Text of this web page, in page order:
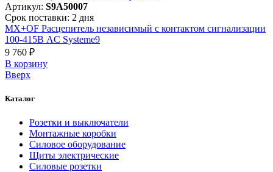
Артикул: S9A50007
Срок поставки: 2 дня
MX+OF Расцепитель независимый с контактом сигнализации
100-415В AC Systeme9
9 760 ₽
В корзинy
Вверх
Каталог
Розетки и выключатели
Монтажные коробки
Силовое оборудование
Щиты электрические
Силовые розетки